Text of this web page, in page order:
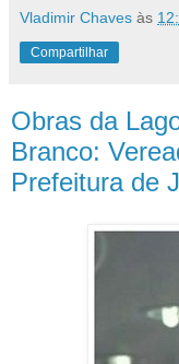
Vladimir Chaves às
Compartilhar
Obras da
Branco:
Prefeitura de